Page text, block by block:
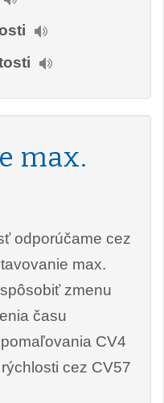
max.
odporúčame cez
max.
zmenu
času
CV4
cez CV57